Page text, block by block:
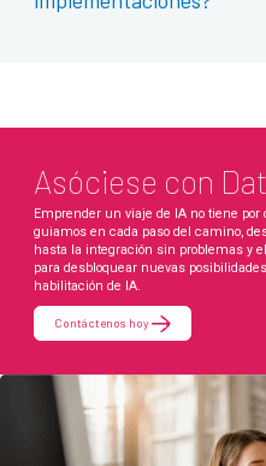
Asóciese con
Emprender un viaje de IA no tiene
guiamos en cada paso del camino,
hasta la integración sin problemas y
para desbloquear nuevas
habilitación de IA.
Contáctenos hoy